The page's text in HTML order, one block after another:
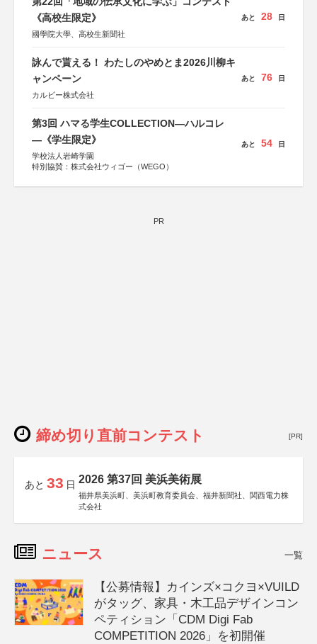
《高校生限定》
國學院大學、高校生新聞社
あと 28 日
詠んで貰える！ わたしのやめとま2026川柳キ
ャンペーン
カルビー株式会社
あと 76 日
第3回 ハマる学生COLLECTION―ハルコレ
―《学生限定》
学校法人岩崎学園
特別協賛：株式会社ウィゴー（WEGO）
あと 54 日
PR
締め切り直前コンテスト [PR]
あと 33 日 2026 第37回 美浜美術展
福井県美浜町、美浜町教育委員会、福井新聞社、関西電力株
式会社
ニュース 一覧
【公募情報】カインズ×コクヨ×VUILD
がタッグ、家具・木工品デザインコン
ペティション「CDM Digi Fab
COMPETITION 2026」を初開催